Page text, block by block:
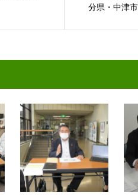
分県・中津市